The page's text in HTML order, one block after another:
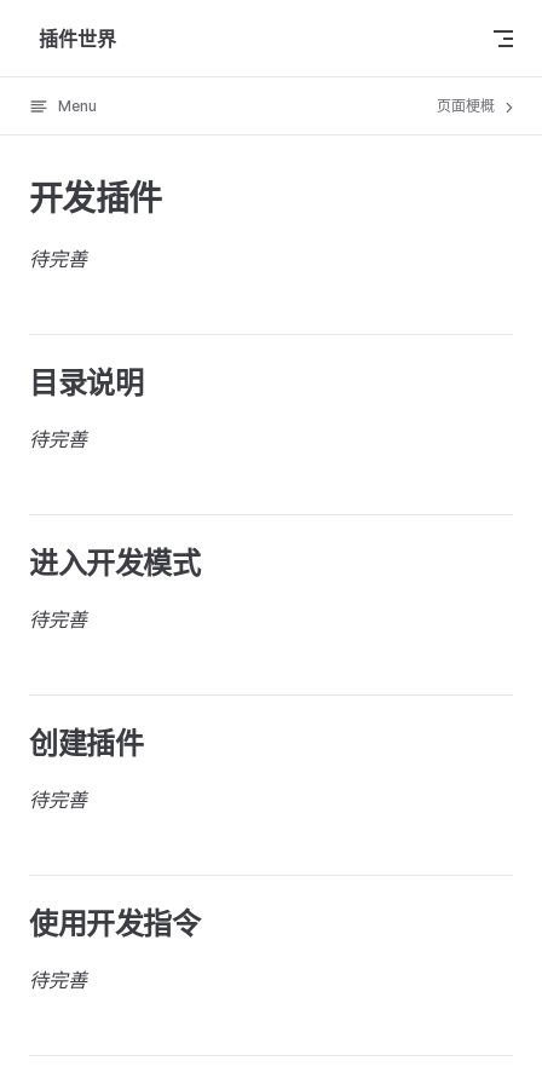
Skip to content
插件世界
Menu 页面梗概
开发插件
待完善
目录说明
待完善
进入开发模式
待完善
创建插件
待完善
使用开发指令
待完善